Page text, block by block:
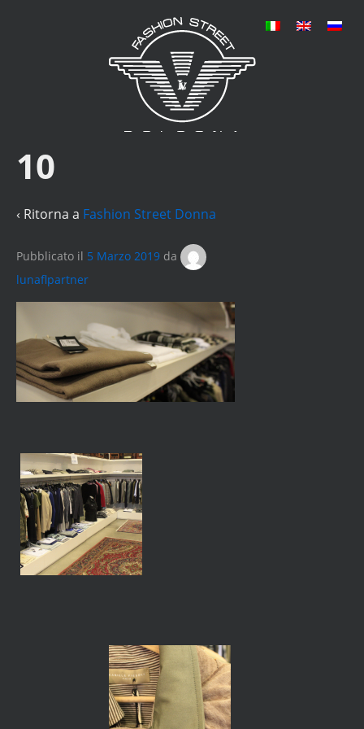
10
‹ Ritorna a Fashion Street Donna
Pubblicato il 5 Marzo 2019 da
lunaflpartner